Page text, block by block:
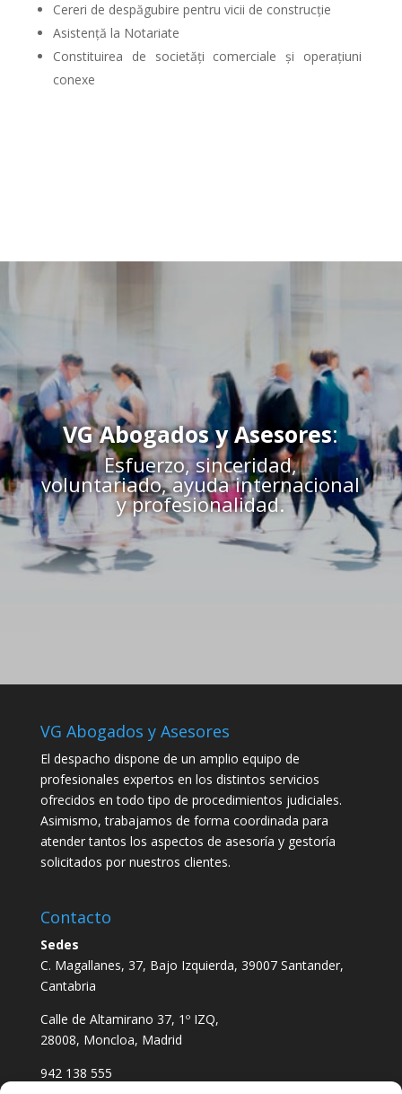
Cereri de despăgubire pentru vicii de construcție
Asistență la Notariate
Constituirea de societăți comerciale și operațiuni
conexe
VG Abogados y Asesores:
Esfuerzo, sinceridad,
voluntariado, ayuda internacional
y profesionalidad.
VG Abogados y Asesores
El despacho dispone de un amplio equipo de
profesionales expertos en los distintos servicios
ofrecidos en todo tipo de procedimientos judiciales.
Asimismo, trabajamos de forma coordinada para
atender tantos los aspectos de asesoría y gestoría
solicitados por nuestros clientes.
Contacto
Sedes
C. Magallanes, 37, Bajo Izquierda, 39007 Santander,
Cantabria
Calle de Altamirano 37, 1º IZQ,
28008, Moncloa, Madrid
942 138 555